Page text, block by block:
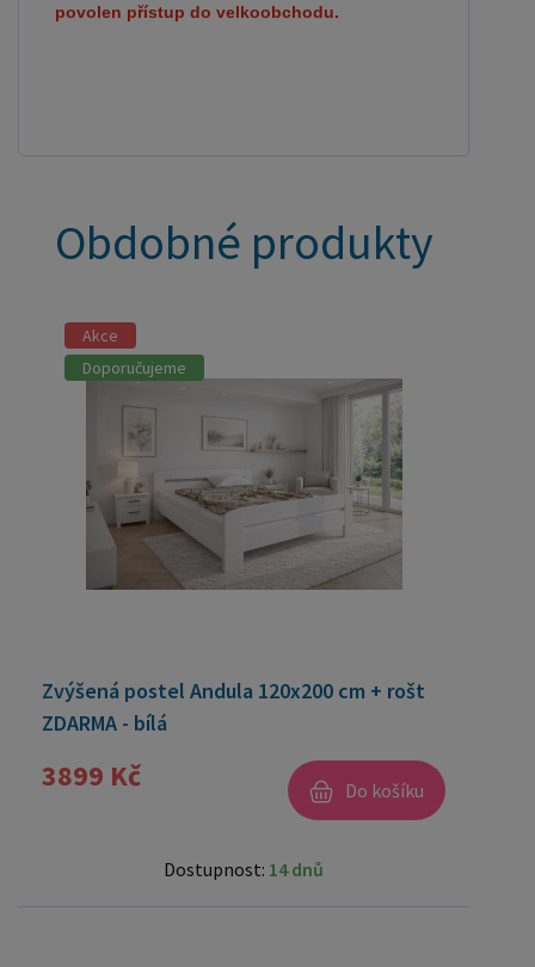
povolen přístup do velkoobchodu.
Obdobné produkty
Akce
Doporučujeme
Zvýšená postel Andula 120x200 cm + rošt
ZDARMA - bílá
3899 Kč Do košíku
Dostupnost: 14 dnů